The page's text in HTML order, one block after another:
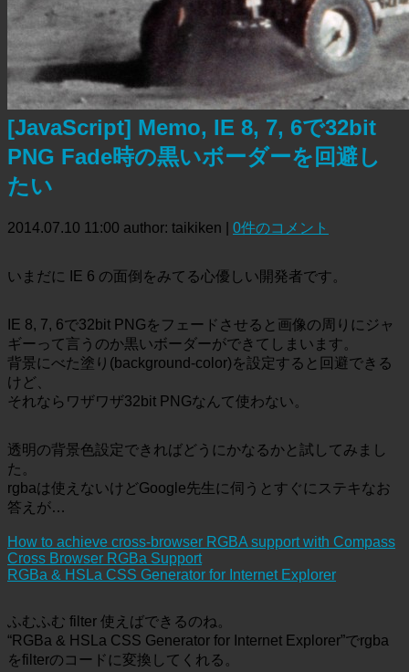
[JavaScript] Memo, IE 8, 7, 6で32bit
PNG Fade時の黒いボーダーを回避し
たい
2014.07.10 11:00 author: taikiken 0件のコメント
いまだに IE 6 の面倒をみてる心優しい開発者です。
IE 8, 7, 6で32bit PNGをフェードさせると画像の周りにジャ
ギーって言うのか黒いボーダーができてしまいます。
背景にべた塗り(background-color)を設定すると回避できる
けど、
それならワザワザ32bit PNGなんて使わない。
透明の背景色設定できればどうにかなるかと試してみまし
た。
rgbaは使えないけどGoogle先生に伺うとすぐにステキなお
答えが…
How to achieve cross-browser RGBA support with Compass
Cross Browser RGBa Support
RGBa & HSLa CSS Generator for Internet Explorer
ふむふむ filter 使えばできるのね。
“RGBa & HSLa CSS Generator for Internet Explorer”でrgba
をfilterのコードに変換してくれる。